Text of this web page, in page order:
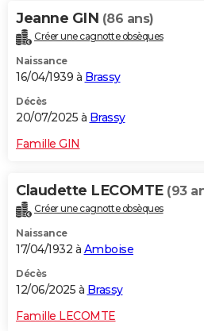
Carte de Noël
Carte Bonne année
Carte Saint-Valentin
Carte Pâques
Carte d'anniversaire
DICTIONNAIRE
Dictionnaire
Biographies
Citations
Expressions
Proverbes
PROGRAMME TV
S'inscrire
Se connecter
Lycées
Collèges
Primaires
Universités
Entreprises
Service militaire
Avis de recherche
AVIS DE DÉCÈS
FORUM
Bricolage
Lifestyle
Culture
Sport
Auto
Television
Voyage
Cinema
Jeanne GIN (86 ans)
Créer une cagnotte obsèques
Naissance
16/04/1939 à Brassy
Décès
20/07/2025 à Brassy
Famille GIN
Claudette LECOMTE (93
Créer une cagnotte obsèques
Naissance
17/04/1932 à Amboise
Décès
12/06/2025 à Brassy
Famille LECOMTE